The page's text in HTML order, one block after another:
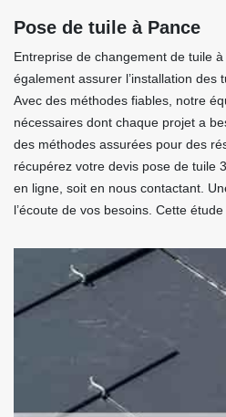
Pose de tuile à Pance
Entreprise de changement de tuile
également assurer l’installation des
Avec des méthodes fiables, notre
nécessaires dont chaque projet a
des méthodes assurées pour des
récupérez votre devis pose de tuile
en ligne, soit en nous contactant.
l’écoute de vos besoins. Cette